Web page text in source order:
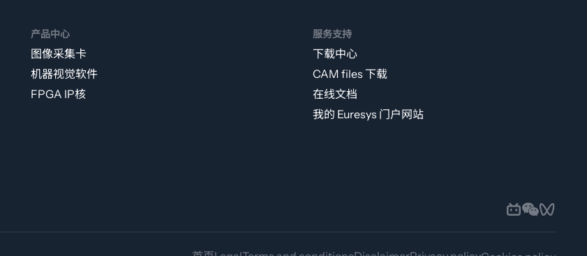
产品中心
图像采集卡
机器视觉软件
FPGA IP核
服务支持
下载中心
CAM files 下载
在线文档
我的 Euresys 门户网站